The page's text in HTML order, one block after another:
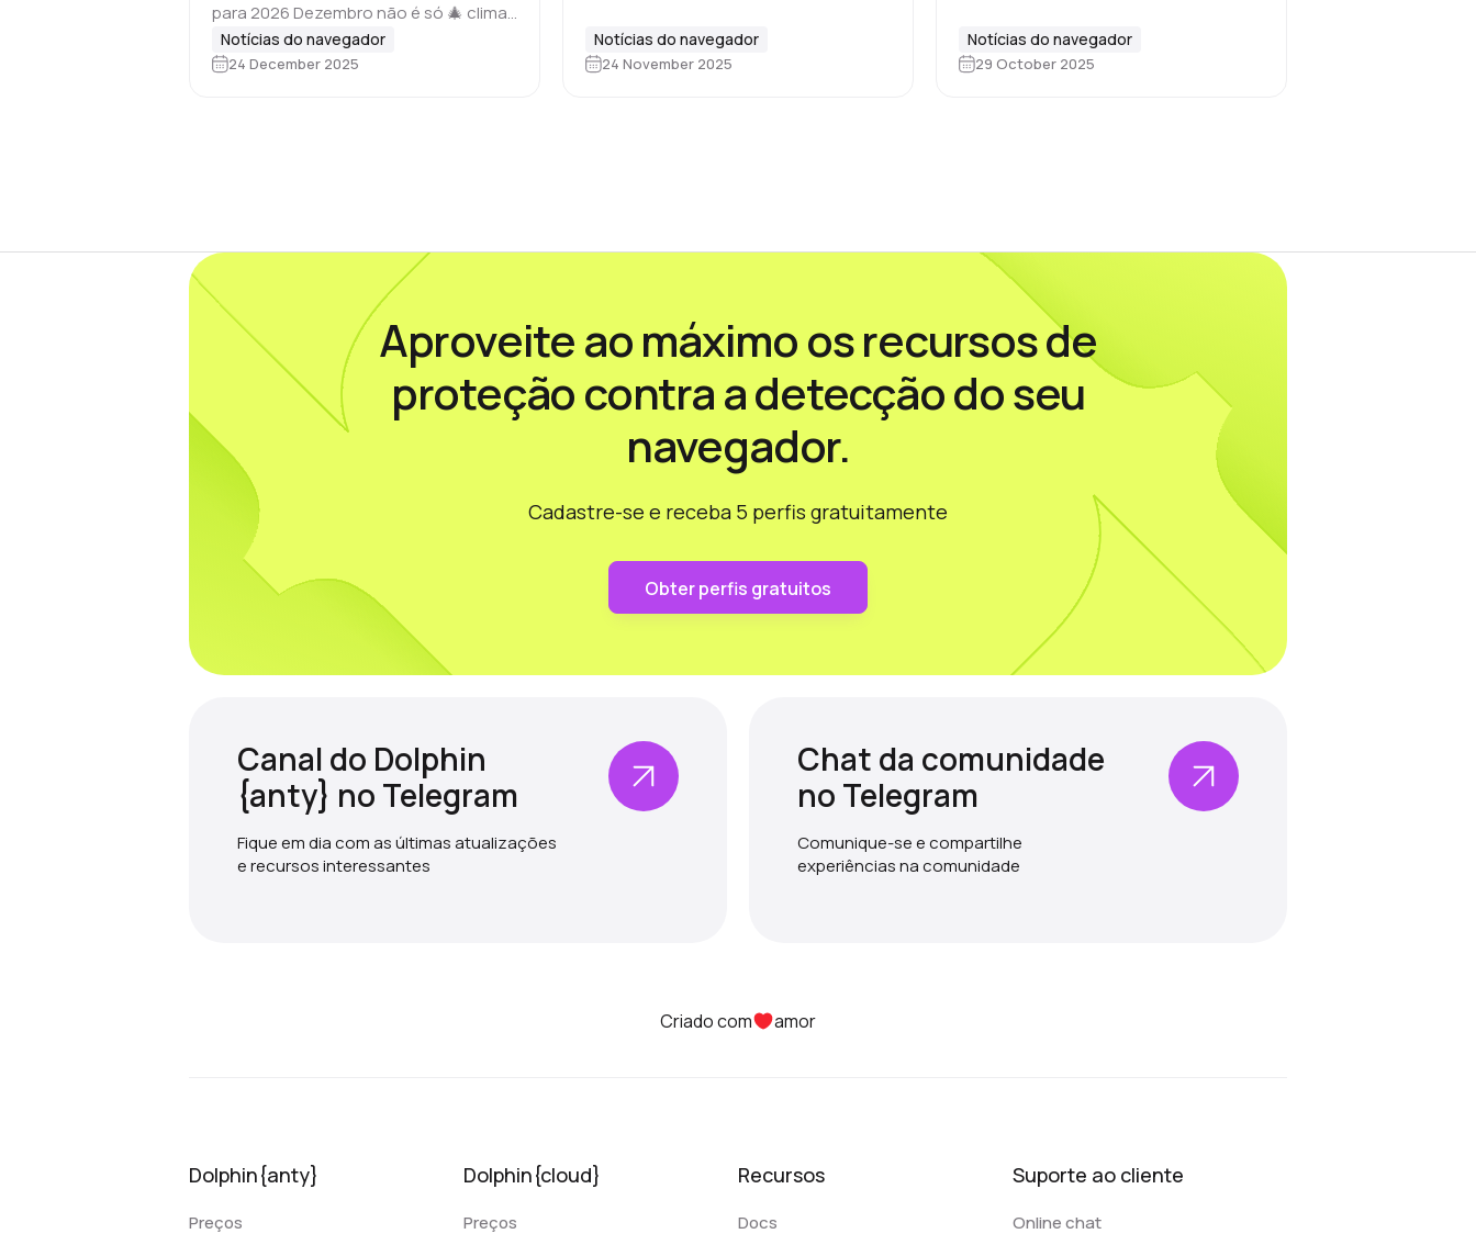
para 2026 Dezembro não é só 🎄 clima
de fim de ano. No último mês do ano,
todos fazem um balanço, planejam o…
Notícias do navegador
24 December 2025
E isso já virou uma ótima tradição. Pelo
quarto ano consecutivo, estamos…
Notícias do navegador
24 November 2025
a precisão da falsificação de
fingerprint, implementamos o feedback
Notícias do navegador
29 October 2025
Aproveite ao máximo os recursos de
proteção contra a detecção do seu
navegador.
Cadastre-se e receba 5 perfis gratuitamente
Obter perfis gratuitos
Canal do Dolphin
{anty} no Telegram
Fique em dia com as últimas atualizações
e recursos interessantes
Chat da comunidade
no Telegram
Comunique-se e compartilhe
experiências na comunidade
Criado com amor
Dolphin{anty}
Preços
Dolphin{cloud}
Preços
Recursos
Docs
Suporte ao cliente
Online chat